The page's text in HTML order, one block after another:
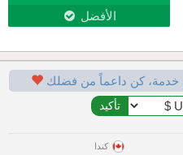
الأفضل
خدمة، كن داعماً من فضلك
كندا